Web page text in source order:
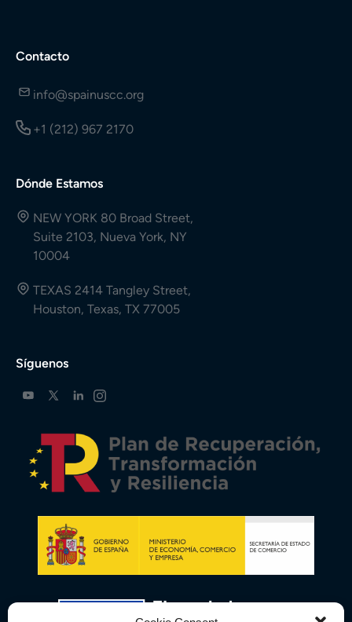
Contacto
info@spainuscc.org
+1 (212) 967 2170
Dónde Estamos
NEW YORK 80 Broad Street,
Suite 2103, Nueva York, NY
10004
TEXAS 2414 Tangley Street,
Houston, Texas, TX 77005
Síguenos